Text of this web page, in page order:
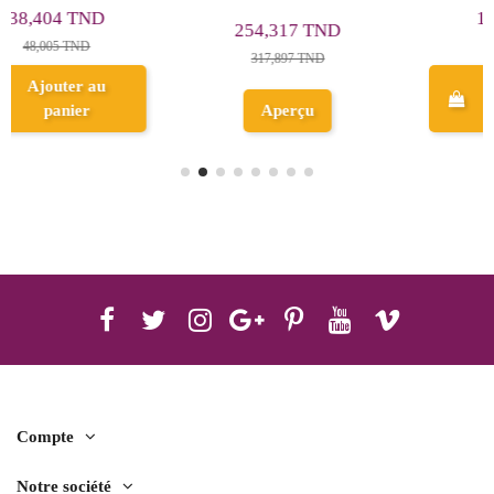
Compte
Notre société